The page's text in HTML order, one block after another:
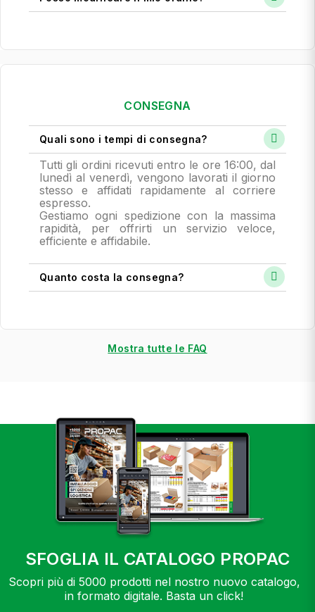
CONSEGNA
Quali sono i tempi di consegna?
Tutti gli ordini ricevuti entro le ore 16:00, dal
lunedì al venerdì, vengono lavorati il giorno
stesso e affidati rapidamente al corriere
espresso.
Gestiamo ogni spedizione con la massima
rapidità, per offrirti un servizio veloce,
efficiente e affidabile.
Quanto costa la consegna?
Mostra tutte le FAQ
SFOGLIA IL CATALOGO PROPAC
Scopri più di 5000 prodotti nel nostro nuovo catalogo,
in formato digitale. Basta un click!